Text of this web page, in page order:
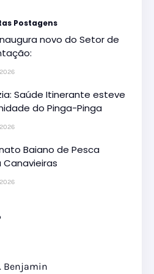
Postagens
novo do Setor de
Saúde Itinerante esteve
do Pinga-Pinga
Baiano de Pesca
Canavieiras
Benjamin